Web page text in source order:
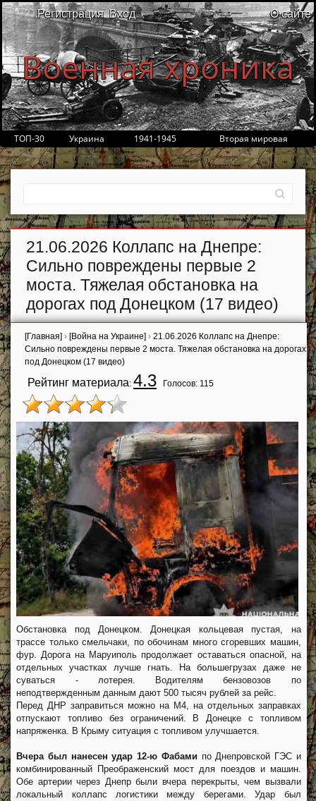
Регистрация Вход О сайте
Военная хроника
ТОП-30 Украина 1941-1945 Вторая мировая
21.06.2026 Коллапс на Днепре:
Сильно повреждены первые 2
моста. Тяжелая обстановка на
дорогах под Донецком (17 видео)
[Главная] › [Война на Украине] › 21.06.2026 Коллапс на Днепре:
Сильно повреждены первые 2 моста. Тяжелая обстановка на дорогах
под Донецком (17 видео)
Рейтинг материала: 4.3 Голосов: 115
Обстановка под Донецком. Донецкая кольцевая пустая, на
трассе только смельчаки, по обочинам много сгоревших машин,
фур. Дорога на Маруиполь продолжает оставаться опасной, на
отдельных участках лучше гнать. На большегрузах даже не
суваться - лотерея. Водителям бензовозов по
неподтвержденным данным дают 500 тысяч рублей за рейс.
Перед ДНР заправиться можно на М4, на отдельных заправках
отпускают топливо без ограничений. В Донецке с топливом
напряженка. В Крыму ситуация с топливом улучшается.
Вчера был нанесен удар 12-ю Фабами по Днепровской ГЭС и
комбинированный Преображенский мост для поездов и машин.
Обе артерии через Днепр были вчера перекрыты, чем вызвали
локальный коллапс логистики между берегами. Удар был